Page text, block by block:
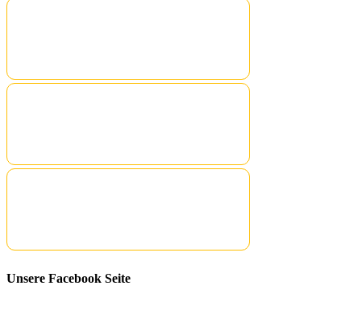
Unsere Facebook Seite